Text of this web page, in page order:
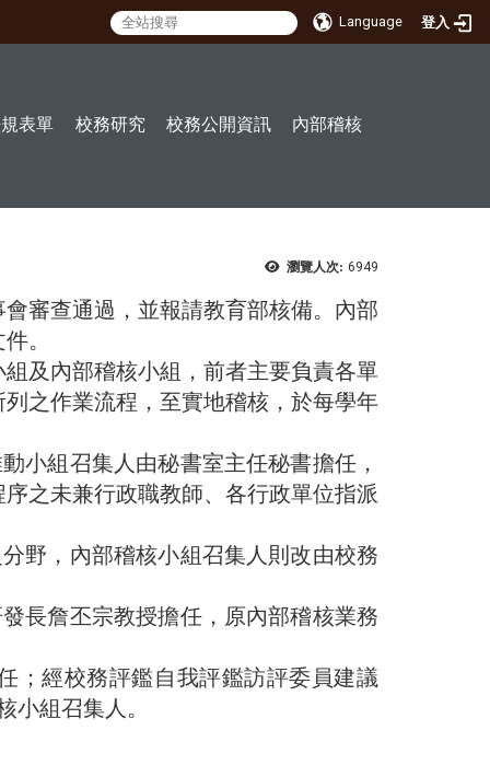
Language 登入
表單 校務研究 校務公開資訊 內部稽核
瀏覽人次: 6949
審查通過，並報請教育部核備。內部
。
及內部稽核小組，前者主要負責各單
之作業流程，至實地稽核，於每學年
組召集人由秘書室主任秘書擔任，
之未兼行政職教師、各行政單位指派
，內部稽核小組召集人則改由校務
詹丕宗教授擔任，原內部稽核業務
經校務評鑑自我評鑑訪評委員建議
小組召集人。